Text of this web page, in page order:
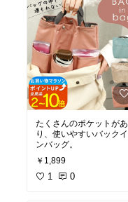
たくさんのポケットがあ
り、使いやすいバックイ
ンバッグ。
￥1,899
1 0